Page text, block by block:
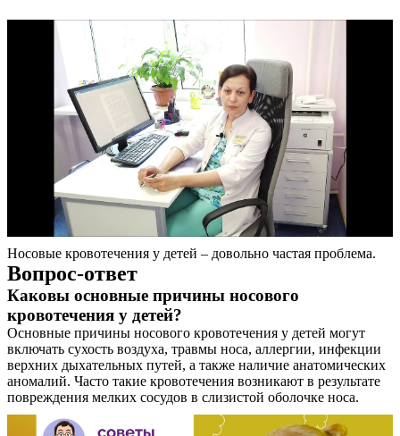
Носовые кровотечения у детей – довольно частая проблема.
Вопрос-ответ
Каковы основные причины носового
кровотечения у детей?
Основные причины носового кровотечения у детей могут
включать сухость воздуха, травмы носа, аллергии, инфекции
верхних дыхательных путей, а также наличие анатомических
аномалий. Часто такие кровотечения возникают в результате
повреждения мелких сосудов в слизистой оболочке носа.